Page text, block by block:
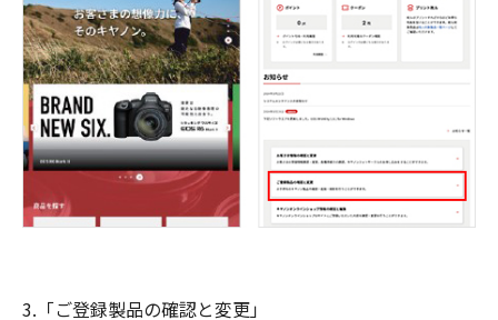
3.「ご登録製品の確認と変更」